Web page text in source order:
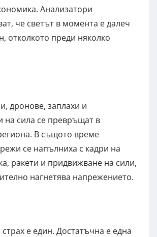
Анализатори
че светът в момента е далеч
отколкото преди няколко
дронове, заплахи и
на сила се превръщат в
В същото време
се напълниха с кадри на
ракети и придвижване на сили,
нагнетява напрежението.
е един. Достатъчна е една